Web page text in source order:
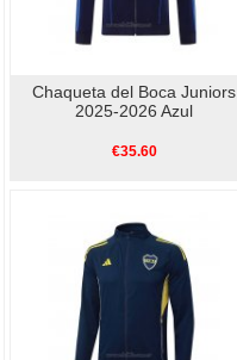
Chaqueta del Boca Juniors
2025-2026 Azul
€35.60